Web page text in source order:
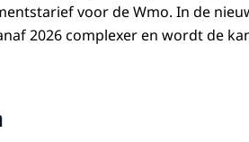
voor de Wmo. In de
2026 complexer en wordt de